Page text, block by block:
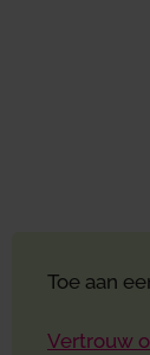
Toe aan
Vertrouw